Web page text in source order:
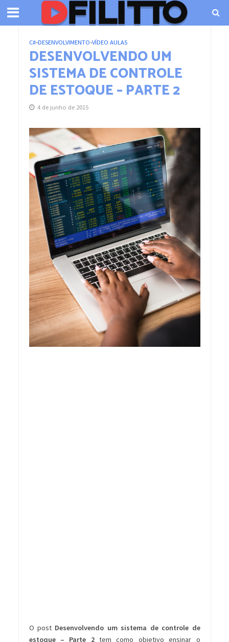
C#•DESENVOLVIMENTO•VÍDEO AULAS
DESENVOLVENDO UM
SISTEMA DE CONTROLE
DE ESTOQUE – PARTE 2
4 de junho de 2015
O post Desenvolvendo um sistema de controle de
estoque – Parte 2tem como objetivo ensinar o